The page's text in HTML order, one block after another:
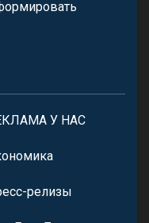
У НАС
релизы